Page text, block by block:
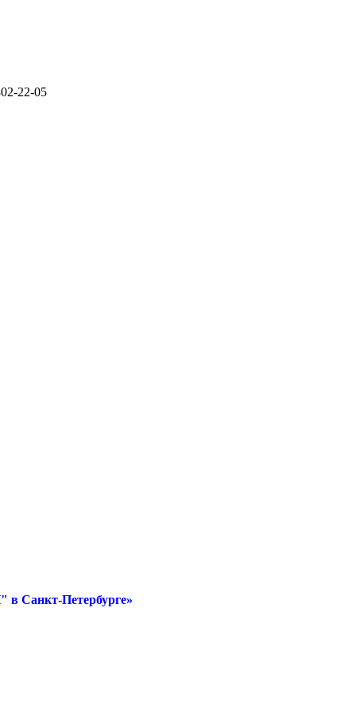
22-05
в Санкт-Петербурге»